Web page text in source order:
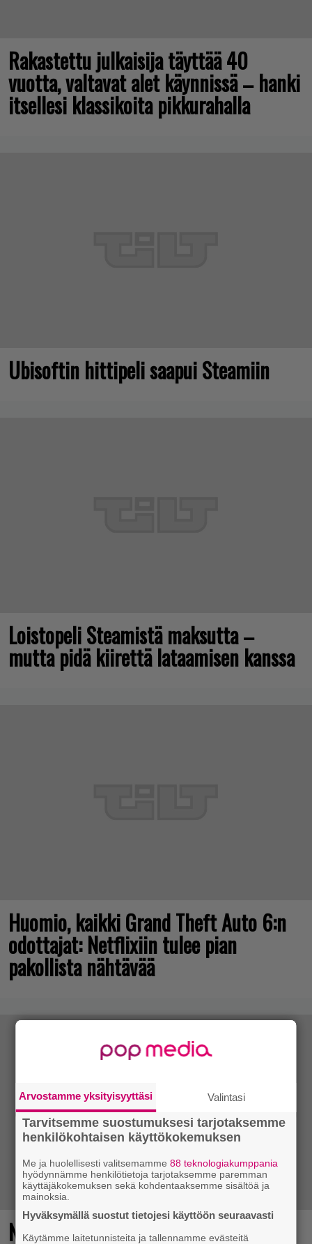
Rakastettu julkaisija täyttää 40
vuotta, valtavat alet käynnissä – hanki
itsellesi klassikoita pikkurahalla
Ubisoftin hittipeli saapui Steamiin
Loistopeli Steamistä maksutta –
mutta pidä kiirettä lataamisen kanssa
Huomio, kaikki Grand Theft Auto 6:n
odottajat: Netflixiin tulee pian
pakollista nähtävää
No johan pomppasi: 30 vuotta sitten
Arvostamme yksityisyyttäsi Valintasi
Tarvitsemme suostumuksesi tarjotaksemme
henkilökohtaisen käyttökokemuksen
Me ja huolellisesti valitsemamme88 teknologiakumppania
hyödynnämme henkilötietoja tarjotaksemme paremman
käyttäjäkokemuksen sekä kohdentaaksemme sisältöä ja
mainoksia.
Hyväksymällä suostut tietojesi käyttöön seuraavasti
Käytämme laitetunnisteita ja tallennamme evästeitä